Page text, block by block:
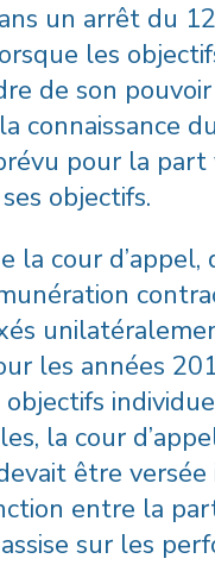
un arrêt du
les
de son
connaissance
pour la
objectifs.
la cour
les années
la cour
être
entre la
sur les